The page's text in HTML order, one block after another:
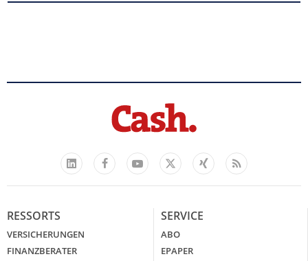
LinkedIn
FacebookYouTube
X
Xing Feed
RESSORTS
VERSICHERUNGEN
FINANZBERATER
SERVICE
ABO
EPAPER